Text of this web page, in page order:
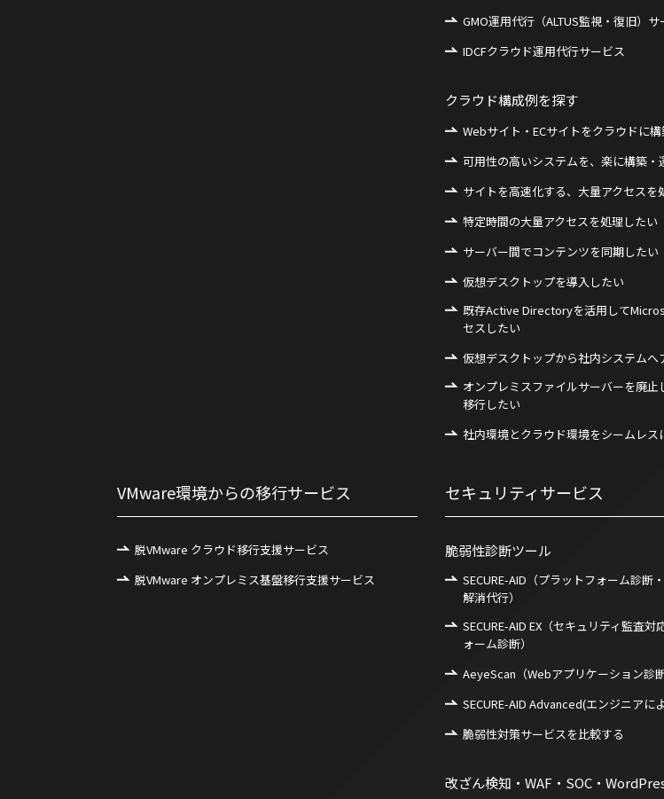
GMO運用代行（ALTUS監視・復旧）サ
IDCFクラウド運用代行サービス
クラウド構成例を探す
Webサイト・ECサイトをクラウドに
可用性の高いシステムを、楽に構築・
サイトを高速化する、大量アクセスを
特定時間の大量アクセスを処理したい
サーバー間でコンテンツを同期したい
仮想デスクトップを導入したい
既存Active Directoryを活用して
セスしたい
仮想デスクトップから社内システムへ
オンプレミスファイルサーバーを廃止
移行したい
社内環境とクラウド環境をシームレス
VMware環境からの移行サービス
脱VMware クラウド移行支援サービス
脱VMware オンプレミス基盤移行支援サービス
セキュリティサービス
脆弱性診断ツール
SECURE-AID（プラットフォーム診断
解消代行）
SECURE-AID EX（セキュリティ監査対
ォーム診断）
AeyeScan（Webアプリケーション診断
SECURE-AID Advanced(エンジニアに
脆弱性対策サービスを比較する
改ざん検知・WAF・SOC・